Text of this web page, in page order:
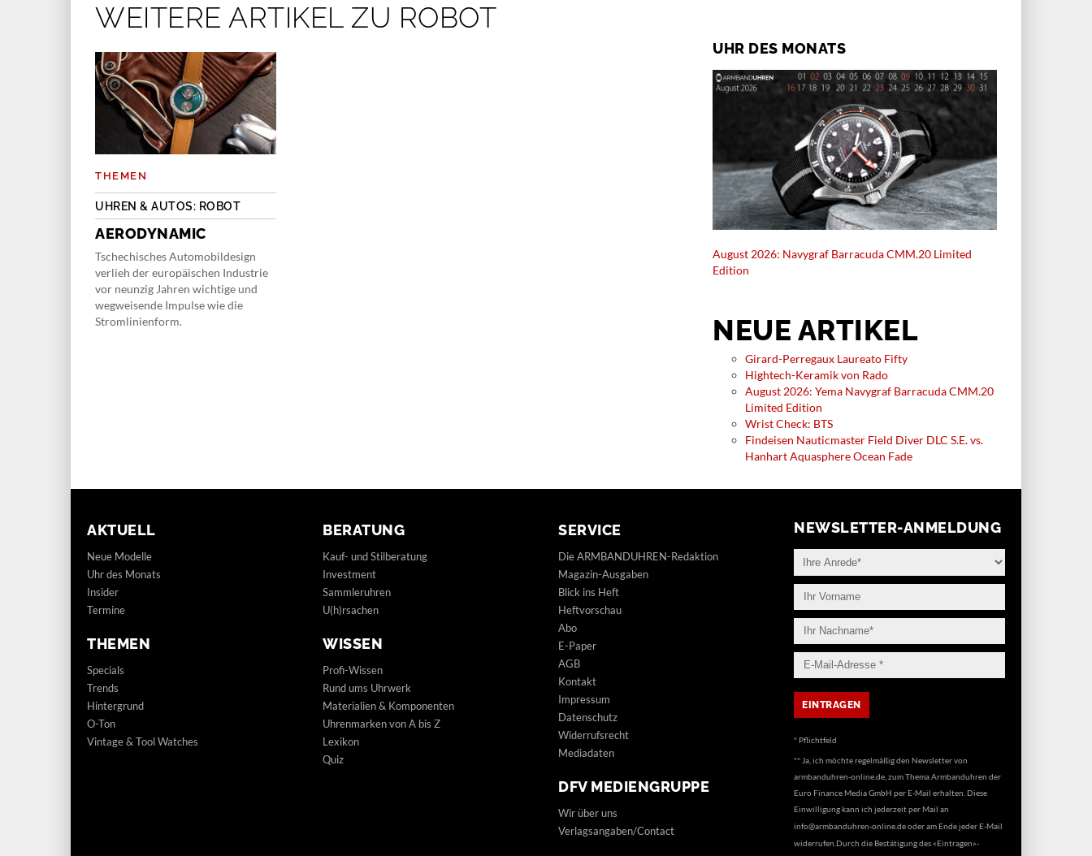
WEITERE ARTIKEL ZU ROBOT
THEMEN
UHREN & AUTOS: ROBOT
AERODYNAMIC
Tschechisches Automobildesign
verlieh der europäischen Industrie
vor neunzig Jahren wichtige und
wegweisende Impulse wie die
Stromlinienform.
UHR DES MONATS
August 2026: Navygraf Barracuda CMM.20 Limited
Edition
NEUE ARTIKEL
Girard-Perregaux Laureato Fifty
Hightech-Keramik von Rado
August 2026: Yema Navygraf Barracuda CMM.20
Limited Edition
Wrist Check: BTS
Findeisen Nauticmaster Field Diver DLC S.E. vs.
Hanhart Aquasphere Ocean Fade
AKTUELL
Neue Modelle
Uhr des Monats
Insider
Termine
THEMEN
Specials
Trends
Hintergrund
O-Ton
Vintage & Tool Watches
BERATUNG
Kauf- und Stilberatung
Investment
Sammleruhren
U(h)rsachen
WISSEN
Profi-Wissen
Rund ums Uhrwerk
Materialien & Komponenten
Uhrenmarken von A bis Z
Lexikon
Quiz
SERVICE
Die ARMBANDUHREN-Redaktion
Magazin-Ausgaben
Blick ins Heft
Heftvorschau
Abo
E-Paper
AGB
Kontakt
Impressum
Datenschutz
Widerrufsrecht
Mediadaten
DFV MEDIENGRUPPE
Wir über uns
Verlagsangaben/Contact
NEWSLETTER-ANMELDUNG
* Pflichtfeld
** Ja, ich möchte regelmäßig den Newsletter von
armbanduhren-online.de, zum Thema Armbanduhren der
Euro Finance Media GmbH per E-Mail erhalten. Diese
Einwilligung kann ich jederzeit per Mail an
info@armbanduhren-online.deoder am Ende jeder E-Mail
widerrufen.Durch die Bestätigung des «Eintragen»-